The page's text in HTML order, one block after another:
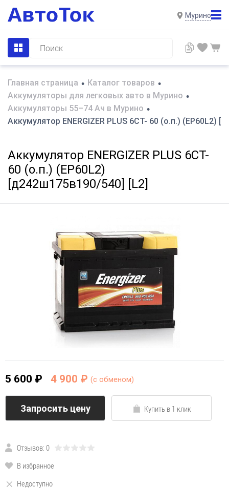
Мурино
Главная страница • Каталог товаров •
Аккумуляторы для легковых авто в Мурино •
Аккумуляторы 55–74 Ач в Мурино •
Аккумулятор ENERGIZER PLUS 6CT- 60 (о.п.) (EP60L2)
Аккумулятор ENERGIZER PLUS 6CT-
60 (о.п.) (EP60L2)
[д242ш175в190/540] [L2]
5 600 ₽ 4 900 ₽ (c обменом)
Запросить цену Купить в 1 клик
Отзывов: 0
В избранное
Недоступно